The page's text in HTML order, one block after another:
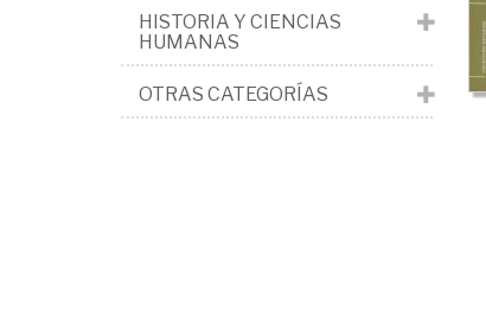
HISTORIA Y CIENCIAS
HUMANAS
OTRAS CATEGORÍAS